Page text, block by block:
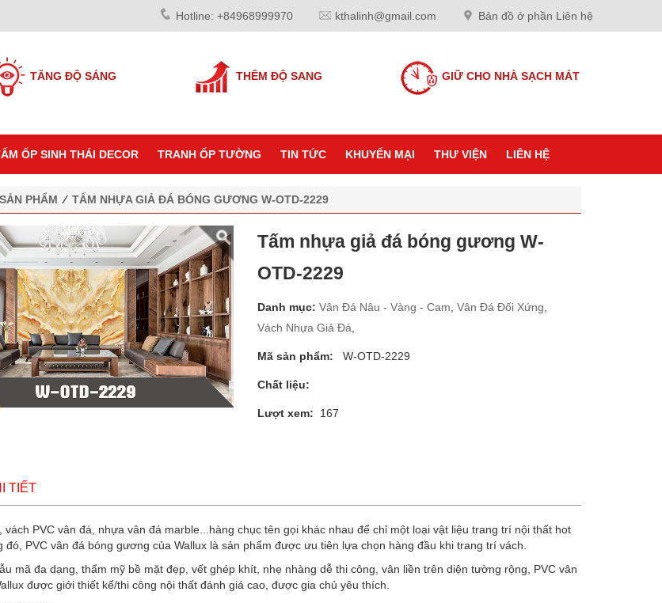
Hotline: +84968999970 kthalinh@gmail.com Bản đồ ở phần Liên hệ
TĂNG ĐỘ SÁNG THÊM ĐỘ SANG GIỮ CHO NHÀ SẠCH MÁT
ỐP SINH THÁI DECOR TRANH ỐP TƯỜNG TIN TỨC KHUYẾN MẠI THƯ VIỆN LIÊN HỆ
SẢN PHẨM ⁄ TẤM NHỰA GIẢ ĐÁ BÓNG GƯƠNG W-OTD-2229
Tấm nhựa giả đá bóng gương W-
OTD-2229
Danh mục: Vân Đá Nâu - Vàng - Cam ,Vân Đá Đối Xứng
Vách Nhựa Giả Đá
Mã sản phẩm: W-OTD-2229
Chất liệu:
Lượt xem: 167
TIẾT
vách PVC vân đá, nhựa vân đá marble...hàng chục tên gọi khác nhau để chỉ một loại vật liệu trang trí nội thất hot
đó, PVC vân đá bóng gương của Wallux là sản phẩm được ưu tiên lựa chọn hàng đầu khi trang trí vách.
mã đa dạng, thẩm mỹ bề mặt đẹp, vết ghép khít, nhẹ nhàng dễ thi công, vân liền trên diện tường rộng, PVC vân
được giới thiết kế/thi công nội thất đánh giá cao, được gia chủ yêu thích.